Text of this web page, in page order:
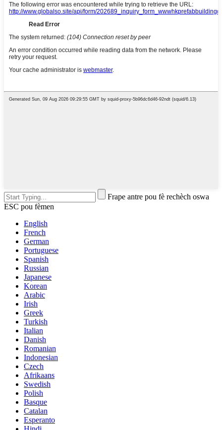
Frape antre pou fè rechèch oswa
ESC pou fèmen
English
French
German
Portuguese
Spanish
Russian
Japanese
Korean
Arabic
Irish
Greek
Turkish
Italian
Danish
Romanian
Indonesian
Czech
Afrikaans
Swedish
Polish
Basque
Catalan
Esperanto